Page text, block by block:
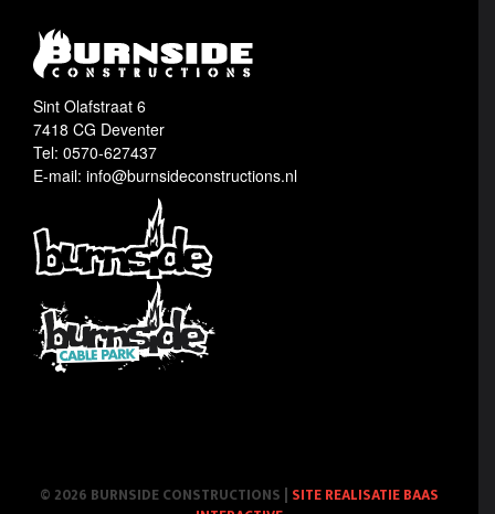
Sint Olafstraat 6
7418 CG Deventer
Tel: 0570-627437
E-mail: info@burnsideconstructions.nl
© 2026 BURNSIDE CONSTRUCTIONS | SITE REALISATIE BAAS